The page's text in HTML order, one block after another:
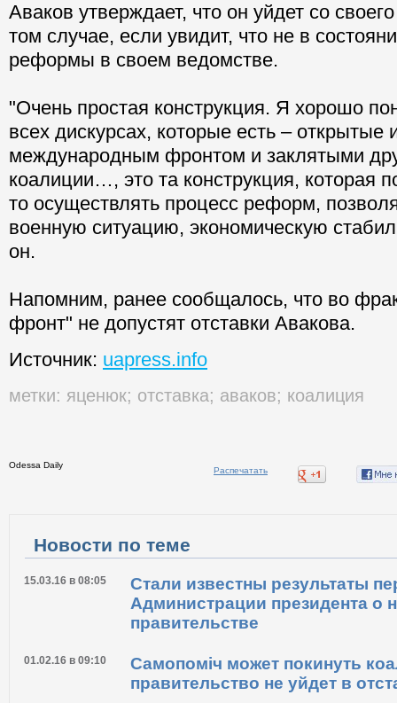
Аваков утверждает, что он уйдет со
том случае, если увидит, что не в
реформы в своем ведомстве.
"Очень простая конструкция. Я хорошо
всех дискурсах, которые есть – открытые
международным фронтом и заклятыми
коалиции…, это та конструкция, которая
то осуществлять процесс реформ,
военную ситуацию, экономическую
он.
Напомним, ранее сообщалось, что во
фронт" не допустят отставки Авакова.
Источник: uapress.info
метки: яценюк; отставка; аваков; коалиция
Odessa Daily
Новости по теме
Стали известны результаты
Администрации президента о
правительстве